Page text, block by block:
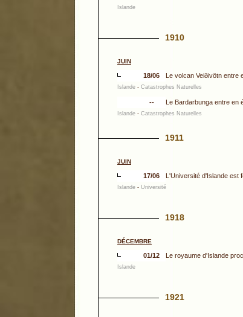
Islande
1910
JUIN
18/06 Le volcan Veiðivötn entre
Islande - Catastrophes Naturelles
-- Le Bardarbunga entre en
Islande - Catastrophes Naturelles
1911
JUIN
17/06 L'Université d'Islande est
Islande - Université
1918
DÉCEMBRE
01/12 Le royaume d'Islande
Islande
1921